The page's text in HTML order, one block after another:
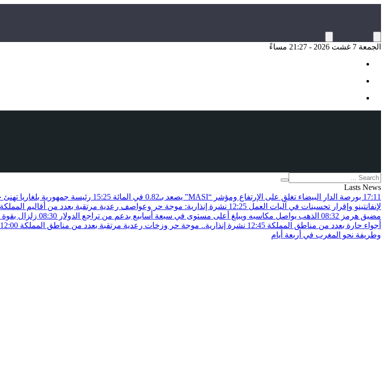
الجمعة 7 غشت 2026 - 21:27 مساءً
Lasts News
17:11 بورصة الدار البيضاء تغلق على الإرتفاع ومؤشر “MASI” يصعد بـ0.82 في المائة 15:25 رئيسة جمهورية بلغاريا
لإنفانتينو وإقرار تحسينات في آليات العمل 12:25 نشرة إنذارية: موجة حر وعواصف رعدية مرتقبة بعدد من أقاليم المملكة
مضيق هرمز 08:32 الذهب يواصل مكاسبه ويبلغ أعلى مستوى في سبعة أسابيع بدعم من تراجع الدولار 08:30 زلزال بقوة 5.9 درجات يضرب جنوب الفلبين دون تسجيل خسائر بشرية
أجواء حارة بعدد من مناطق المملكة 12:45 نشرة إنذارية.. موجة حر وزخات رعدية مرتقبة بعدد من مناطق المملكة 12:00
وطريفة نحو المغرب في أربعة أيام